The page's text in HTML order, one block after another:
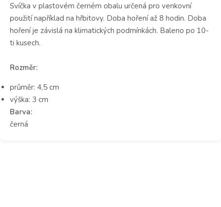
Svíčka v plastovém černém obalu určená pro venkovní
použití například na hřbitovy. Doba hoření až 8 hodin. Doba
hoření je závislá na klimatických podmínkách. Baleno po 10-
ti kusech.
Rozměr:
průměr: 4,5 cm
výška: 3 cm
Barva:
černá